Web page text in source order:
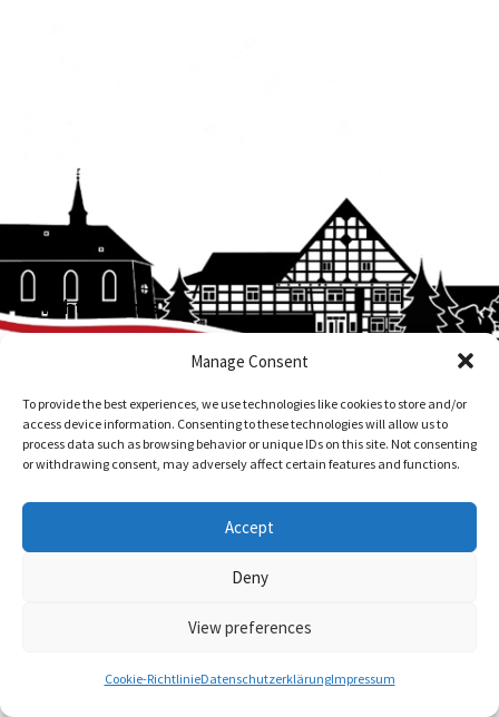
Manage Consent
To provide the best experiences, we use technologies like cookies to store and/or
access device information. Consenting to these technologies will allow us to
process data such as browsing behavior or unique IDs on this site. Not consenting
or withdrawing consent, may adversely affect certain features and functions.
Accept
Deny
View preferences
Cookie-RichtlinieDatenschutzerklärungImpressum
Wichtige Links
Cookie-Richtlinie (EU)
Kontakt
Bleiben Sie auch unterwegs immer auf dem Laufenden